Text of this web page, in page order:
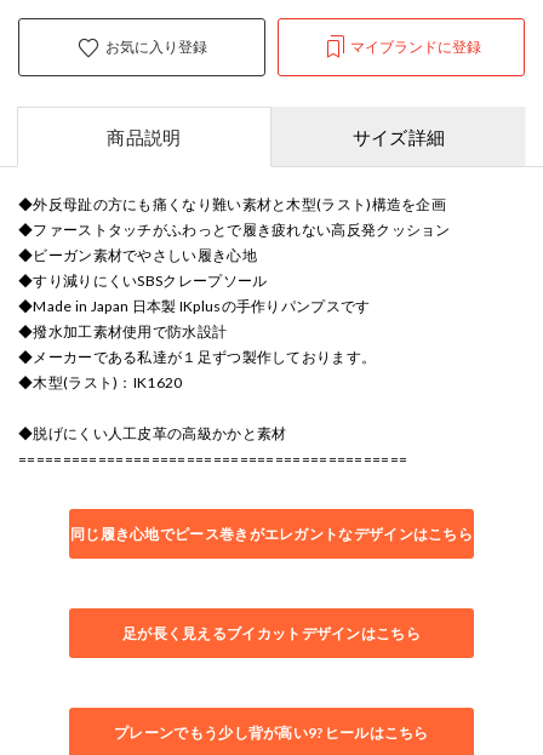
お気に入り登録 マイブランドに登録
商品説明 サイズ詳細
◆外反母趾の方にも痛くなり難い素材と木型(ラスト)構造を企画
◆ファーストタッチがふわっとで履き疲れない高反発クッション
◆ビーガン素材でやさしい履き心地
◆すり減りにくいSBSクレープソール
◆Made in Japan 日本製 IKplusの手作りパンプスです
◆撥水加工素材使用で防水設計
◆メーカーである私達が１足ずつ製作しております。
◆木型(ラスト)：IK1620
◆脱げにくい人工皮革の高級かかと素材
============================================
同じ履き心地でピース巻きがエレガントなデザインはこちら
足が長く見えるブイカットデザインはこちら
プレーンでもう少し背が高い9?ヒールはこちら